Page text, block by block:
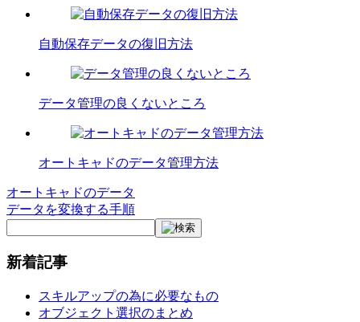
自動保存データの復旧方法
データ管理の良くないところ
オートキャドのデータ管理方法
投
稿
ビ
オートキャドのデータ
データを変換する手順
新着記事
スキルアップの為に必要なもの
オブジェクト選択のまとめ